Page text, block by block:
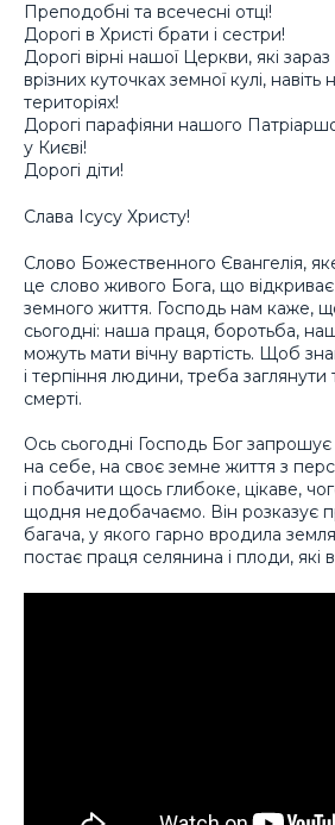
Преподобні та всечесні отці!
Дорогі в Христі брати і сестри!
Дорогі вірні нашої Церкви, які
врізних куточках земної кулі,
територіях!
Дорогі парафіяни нашого
у Києві!
Дорогі діти!
Слава Ісусу Христу!
Слово Божественного Євангелія,
це слово живого Бога, що відкриває
земного життя. Господь нам каже,
сьогодні: наша праця, боротьба,
можуть мати вічну вартість. Щоб
і терпіння людини, треба заглянути
смерті.
Ось сьогодні Господь Бог
на себе, на своє земне життя з
і побачити щось глибоке, цікаве,
щодня недобачаємо. Він розказує
багача, у якого гарно вродила
постає праця селянина і плоди, які